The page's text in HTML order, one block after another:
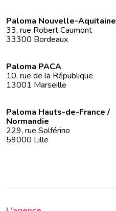
Paloma Nouvelle-Aquitaine
33, rue Robert Caumont
33300 Bordeaux
Paloma PACA
10, rue de la République
13001 Marseille
Paloma Hauts-de-France /
Normandie
229, rue Solférino
59000 Lille